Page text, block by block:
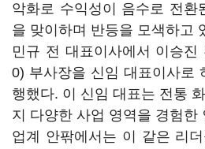
악화로 수익성이 음수로 전환
을 맞이하며 반등을 모색하고
민규 전 대표이사에서 이승진
0) 부사장을 신임 대표이사로
행했다. 이 신임 대표는 전통
지 다양한 사업 영역을 경험한
업계 안팎에서는 이 같은 리